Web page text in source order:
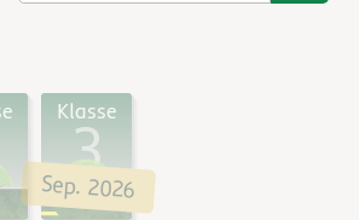
Klasse
3
Sep. 2026